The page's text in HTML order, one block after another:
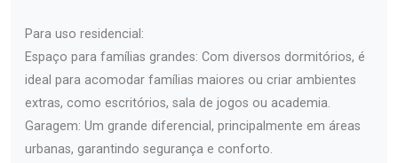
Para uso residencial:
Espaço para famílias grandes: Com diversos dormitórios, é
ideal para acomodar famílias maiores ou criar ambientes
extras, como escritórios, sala de jogos ou academia.
Garagem: Um grande diferencial, principalmente em áreas
urbanas, garantindo segurança e conforto.